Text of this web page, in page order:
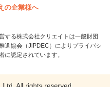
の企業様へ
する株式会社クリエイトは一般財団
進協会（JIPDEC）によりプライバシ
に認定されています。